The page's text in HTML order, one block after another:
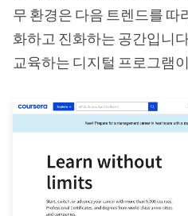
무 환경은 다음 트렌드를 따
화하고 진화하는 공간입니
교육하는 디지털 프로그램